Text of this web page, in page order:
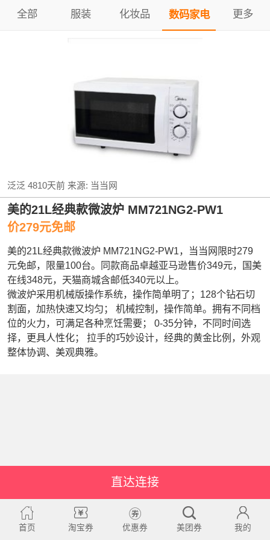
全部 服装 化妆品 数码家电 更多
泛泛 4810天前来源: 当当网
美的21L经典款微波炉 MM721NG2-PW1
价279元免邮
美的21L经典款微波炉 MM721NG2-PW1，当当网限时279
元免邮，限量100台。同款商品卓越亚马逊售价349元，国美
在线348元，天猫商城含邮低340元以上。
微波炉采用机械版操作系统，操作简单明了；128个钻石切
割面，加热快速又均匀； 机械控制，操作简单。拥有不同档
位的火力，可满足各种烹饪需要； 0-35分钟，不同时间选
择，更具人性化； 拉手的巧妙设计，经典的黄金比例，外观
整体协调、美观典雅。
直达连接
首页 淘宝券 优惠券 美团券 我的